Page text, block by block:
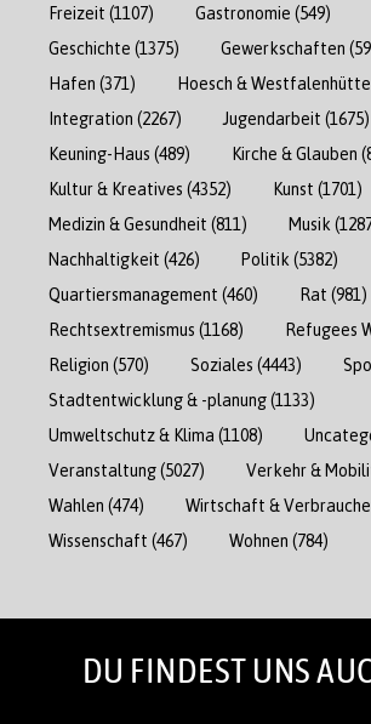
Freizeit (1107) Gastronomie (549)
Geschichte (1375) Gewerkschaften
Hafen (371) Hoesch & Westfalenhütte
Integration (2267) Jugendarbeit (1675)
Keuning-Haus (489) Kirche & Glauben
Kultur & Kreatives (4352) Kunst (1701)
Medizin & Gesundheit (811) Musik
Nachhaltigkeit (426) Politik (5382)
Quartiersmanagement (460) Rat (981)
Rechtsextremismus (1168) Refugees
Religion (570) Soziales (4443)
Stadtentwicklung & -planung(1133)
Umweltschutz & Klima (1108)
Veranstaltung(5027) Verkehr &
Wahlen (474) Wirtschaft &
Wissenschaft (467) Wohnen (784)
DU FINDEST UNS